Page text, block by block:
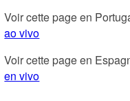
Voir cette page en
ao vivo
Voir cette page en
en vivo